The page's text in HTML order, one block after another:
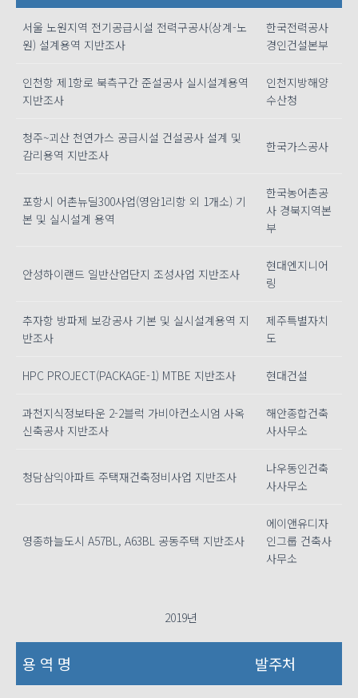
서울 노원지역 전기공급시설 전력구공사(상계-노
원) 설계용역 지반조사
한국전력공사
경인건설본부
인천항 제1항로 북측구간 준설공사 실시설계용역
지반조사
인천지방해양
수산청
청주~괴산 천연가스 공급시설 건설공사 설계 및
감리용역 지반조사
한국가스공사
포항시 어촌뉴딜300사업(영암1리항 외 1개소) 기
본 및 실시설계 용역
한국농어촌공
사 경북지역본
부
안성하이랜드 일반산업단지 조성사업 지반조사
현대엔지니어
링
추자항 방파제 보강공사 기본 및 실시설계용역 지
반조사
제주특별자치
도
HPC PROJECT(PACKAGE-1) MTBE 지반조사 현대건설
과천지식정보타운 2-2블럭 가비아컨소시엄 사옥
신축공사 지반조사
해안종합건축
사사무소
청담삼익아파트 주택재건축정비사업 지반조사
나우동인건축
사사무소
영종하늘도시 A57BL, A63BL 공동주택 지반조사
에이앤유디자
인그룹 건축사
사무소
2019년
용 역 명 발주처